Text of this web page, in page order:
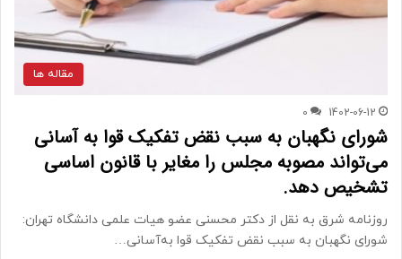
مقاله ها
1402-06-12
0
شورای نگهبان به سبب نقض تفکیک قوا به آسانی
می‌تواند مصوبه مجلس را مغایر با قانون اساسی
تشخیص دهد.
روزنامه شرق به نقل از دکتر محسنی عضو هیات علمی دانشگاه تهران:
شورای نگهبان به سبب نقض تفکیک قوا به‌آسانی…